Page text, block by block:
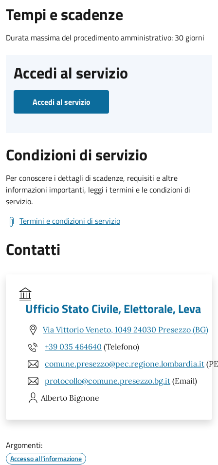
Tempi e scadenze
Durata massima del procedimento amministrativo: 30 giorni
Accedi al servizio
Accedi al servizio
Condizioni di servizio
Per conoscere i dettagli di scadenze, requisiti e altre
informazioni importanti, leggi i termini e le condizioni di
servizio.
Termini e condizioni di servizio
Contatti
Ufficio Stato Civile, Elettorale, Leva
Via Vittorio Veneto, 1049 24030 Presezzo (BG)
+39 035 464640 (Telefono)
comune.presezzo@pec.regione.lombardia.it
protocollo@comune.presezzo.bg.it (Email)
Alberto Bignone
Argomenti:
Accesso all'informazione